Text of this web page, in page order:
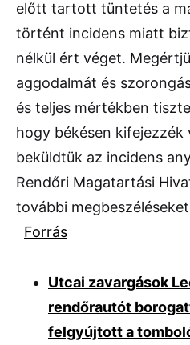
előtt tartott tüntetés a
történt incidens miatt
nélkül ért véget.
aggodalmát és
és teljes mértékben
hogy békésen kifejezzék
beküldtük az incidens
Rendőri Magatartási
további
Forrás
Utcai zavargások
rendőrautót
felgyújtott a